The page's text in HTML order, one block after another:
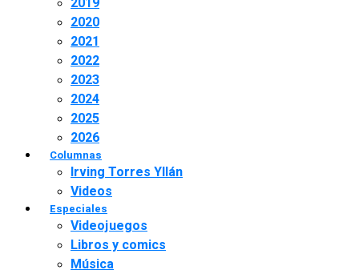
2020
2021
2022
2023
2024
2025
2026
Columnas
Irving Torres Yllán
Videos
Especiales
Videojuegos
Libros y comics
Música